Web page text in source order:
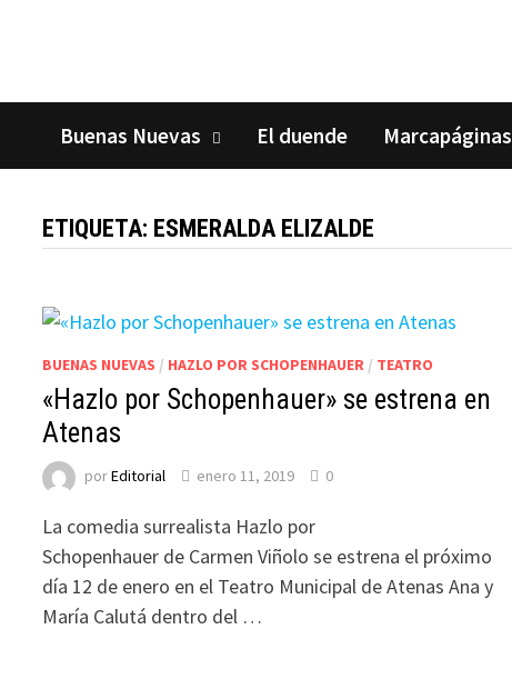
Buenas Nuevas El duende Marcapáginas
ETIQUETA: ESMERALDA ELIZALDE
BUENAS NUEVAS / HAZLO POR SCHOPENHAUER / TEATRO
«Hazlo por Schopenhauer» se estrena en
Atenas
porEditorial enero 11, 2019 0
La comedia surrealista Hazlo por
Schopenhauer de Carmen Viñolo se estrena el próximo
día 12 de enero en el Teatro Municipal de Atenas Ana y
María Calutá dentro del …